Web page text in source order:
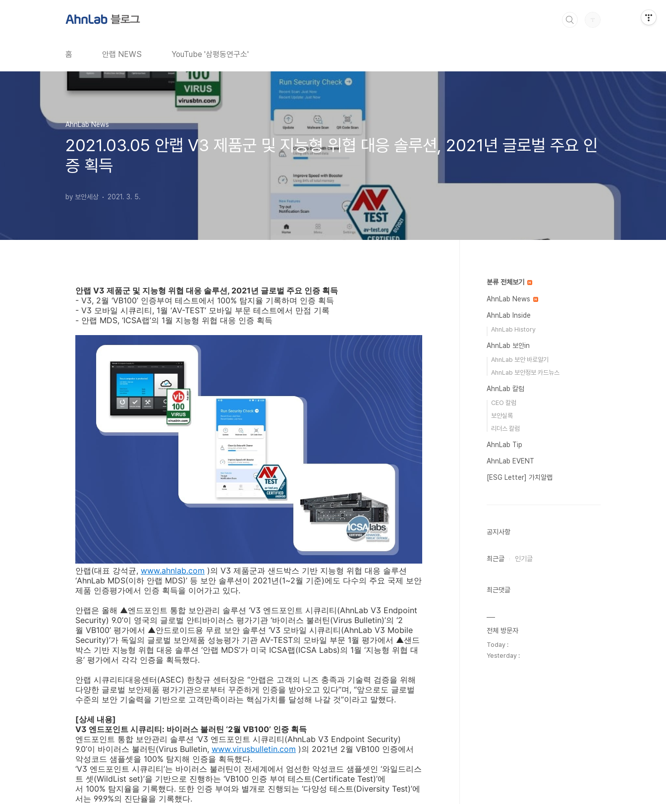
홈 안랩 NEWS YouTube '삼평동연구소'
AhnLab News
2021.03.05 안랩 V3 제품군 및 지능형 위협 대응 솔루션, 2021년 글로벌 주요 인
증 획득
by 보안세상 2021. 3. 5.
안랩 V3 제품군 및 지능형 위협 대응 솔루션, 2021 년 글로벌 주요 인증 획득
- V3, 2월 ‘VB100’ 인증부여 테스트에서 100% 탐지율 기록하며 인증 획득
- V3 모바일 시큐리티, 1월 ‘AV-TEST’ 모바일 부문 테스트에서 만점 기록
- 안랩 MDS, ‘ICSA랩’의 1월 지능형 위협 대응 인증 획득
안랩(대표 강석균, www.ahnlab.com )의 V3 제품군과 샌드박스 기반 지능형 위협 대응 솔루션
‘AhnLab MDS(이하 안랩 MDS)’ 등 보안 솔루션이 2021년(1~2월 기준)에도 다수의 주요 국제 보안
제품 인증평가에서 인증 획득을 이어가고 있다.
안랩은 올해 ▲엔드포인트 통합 보안관리 솔루션 ‘V3 엔드포인트 시큐리티(AhnLab V3 Endpoint
Security) 9.0’이 영국의 글로벌 안티바이러스 평가기관 ‘바이러스 불러틴(Virus Bulletin)’의 ‘2
월 VB100’ 평가에서 ▲안드로이드용 무료 보안 솔루션 ‘V3 모바일 시큐리티(AhnLab V3 Mobile
Security)’가 독일의 글로벌 보안제품 성능평가 기관 AV-TEST의 모바일 부문 1월 평가에서 ▲샌드
박스 기반 지능형 위협 대응 솔루션 ‘안랩 MDS’가 미국 ICSA랩(ICSA Labs)의 1월 ‘지능형 위협 대
응’ 평가에서 각각 인증을 획득했다.
안랩 시큐리티대응센터(ASEC) 한창규 센터장은 “안랩은 고객의 니즈 충족과 기술력 검증을 위해
다양한 글로벌 보안제품 평가기관으로부터 꾸준하게 인증을 받아오고 있다”며, “앞으로도 글로벌
수준의 보안 기술력을 기반으로 고객만족이라는 핵심가치를 달성해 나갈 것”이라고 말했다.
[상세 내용]
V3 엔드포인트 시큐리티: 바이러스 불러틴 ‘2월 VB100’ 인증 획득
엔드포인트 통합 보안관리 솔루션 ‘V3 엔드포인트 시큐리티(AhnLab V3 Endpoint Security)
9.0’이 바이러스 불러틴(Virus Bulletin, www.virusbulletin.com )의 2021년 2월 VB100 인증에서
악성코드 샘플셋을 100% 탐지해 인증을 획득했다.
‘V3 엔드포인트 시큐리티’는 바이러스 불러틴이 전세계에서 엄선한 악성코드 샘플셋인 ‘와일드리스
트 셋(WildList set)’을 기반으로 진행하는 ‘VB100 인증 부여 테스트(Certificate Test)’에
서 100% 탐지율을 기록했다. 또한 인증 부여와 별개로 진행되는 ‘다양성 테스트(Diversity Test)’에
서는 99.9%의 진단율을 기록했다.
분류 전체보기
AhnLab News
AhnLab Inside
AhnLab History
AhnLab 보안in
AhnLab 보안 바로알기
AhnLab 보안정보 카드뉴스
AhnLab 칼럼
CEO 칼럼
보안실록
리더스 칼럼
AhnLab Tip
AhnLab EVENT
[ESG Letter] 가치알랩
공지사항
최근글 인기글
최근댓글
전체 방문자
Today :
Yesterday :